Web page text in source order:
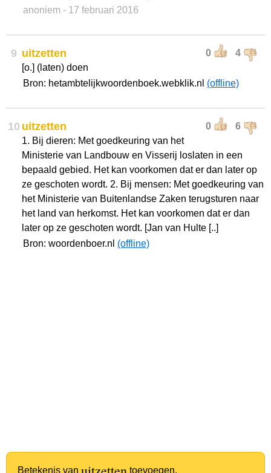
anoniem - 17 februari 2016
9 0 4
uitzetten
[o.] (laten) doen
Bron: hetambtelijkwoordenboek.webklik.nl (offline)
10 0 6
uitzetten
1. Bij dieren: Met goedkeuring van het
Ministerie van Landbouw en Visserij loslaten in een
bepaald gebied. Het kan voorkomen dat er dan later op
ze geschoten wordt. 2. Bij mensen: Met goedkeuring van
het Ministerie van Buitenlandse Zaken terugsturen naar
het land van herkomst. Het kan voorkomen dat er dan
later op ze geschoten wordt. [Jan van Hulte [..]
Bron: woordenboer.nl (offline)
Betekenis van toevoegen.